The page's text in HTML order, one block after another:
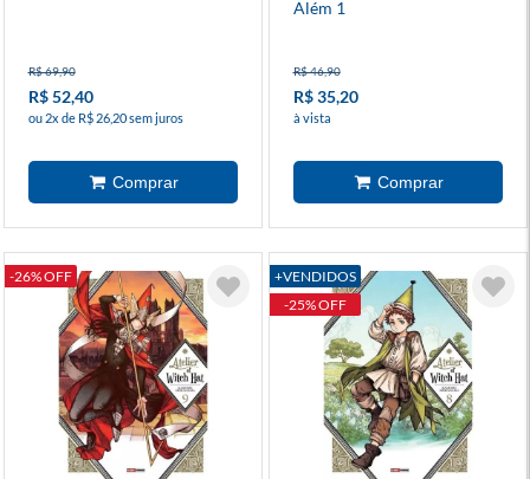
R$ 69,90
R$ 52,40
ou 2x de R$ 26,20 sem juros
Além 1
R$ 46,90
R$ 35,20
à vista
-26% OFF
+VENDIDOS
-25% OFF